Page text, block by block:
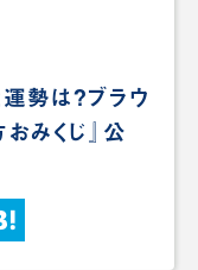
勢は？ブラウ
みくじ』公